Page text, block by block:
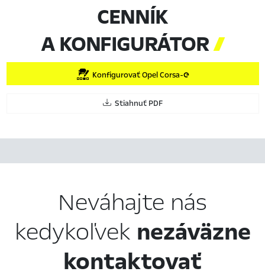
CENNÍK
A KONFIGURÁTOR
Konfigurovať Opel Corsa-
Stiahnuť PDF
Neváhajte nás
kedykoľvek nezáväzne
kontaktovať